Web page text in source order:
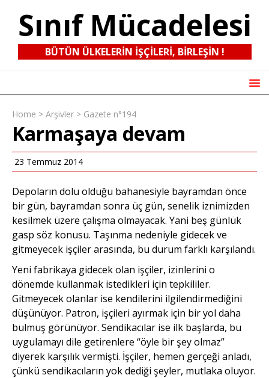
Sınıf Mücadelesi
BÜTÜN ÜLKELERIN IŞÇILERI, BIRLEŞIN !
Home > Arşivler > Gazete n°194
Karmaşaya devam
23 Temmuz 2014
Depoların dolu olduğu bahanesiyle bayramdan önce
bir gün, bayramdan sonra üç gün, senelik iznimizden
kesilmek üzere çalışma olmayacak. Yani beş günlük
gasp söz konusu. Taşınma nedeniyle gidecek ve
gitmeyecek işçiler arasında, bu durum farklı karşılandı.
Yeni fabrikaya gidecek olan işçiler, izinlerini o
dönemde kullanmak istedikleri için tepkililer.
Gitmeyecek olanlar ise kendilerini ilgilendirmediğini
düşünüyor. Patron, işçileri ayırmak için bir yol daha
bulmuş görünüyor. Sendikacılar ise ilk başlarda, bu
uygulamayı dile getirenlere “öyle bir şey olmaz”
diyerek karşılık vermişti. İşçiler, hemen gerçeği anladı,
çünkü sendikacıların yok dediği şeyler, mutlaka oluyor.